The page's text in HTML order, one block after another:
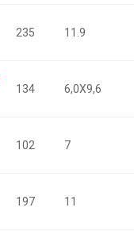
235 11.9
134 6,0X9,6
102 7
197 11